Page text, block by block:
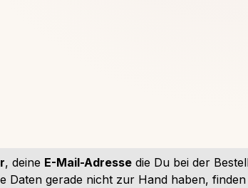
, deine E-Mail-Adresse die Du bei der
Daten gerade nicht zur Hand haben,